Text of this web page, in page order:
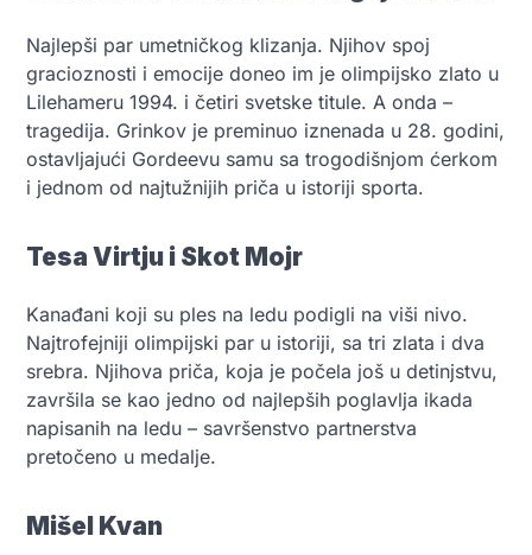
Najlepši par umetničkog klizanja. Njihov spoj
gracioznosti i emocije doneo im je olimpijsko zlato u
Lilehameru 1994. i četiri svetske titule. A onda –
tragedija. Grinkov je preminuo iznenada u 28. godini,
ostavljajući Gordeevu samu sa trogodišnjom ćerkom
i jednom od najtužnijih priča u istoriji sporta.
Tesa Virtju i Skot Mojr
Kanađani koji su ples na ledu podigli na viši nivo.
Najtrofejniji olimpijski par u istoriji, sa tri zlata i dva
srebra. Njihova priča, koja je počela još u detinjstvu,
završila se kao jedno od najlepših poglavlja ikada
napisanih na ledu – savršenstvo partnerstva
pretočeno u medalje.
Mišel Kvan